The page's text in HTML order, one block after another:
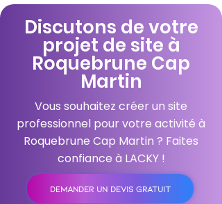
Discutons de votre
projet de site à
Roquebrune Cap
Martin
Vous souhaitez créer un site
professionnel pour votre activité à
Roquebrune Cap Martin ? Faites
confiance à LACKY !
DEMANDER UN DEVIS GRATUIT